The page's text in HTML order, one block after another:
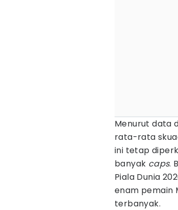
Menurut data
rata-rata
ini tetap
banyak caps.
Piala Dunia
enam pemain
terbanyak.